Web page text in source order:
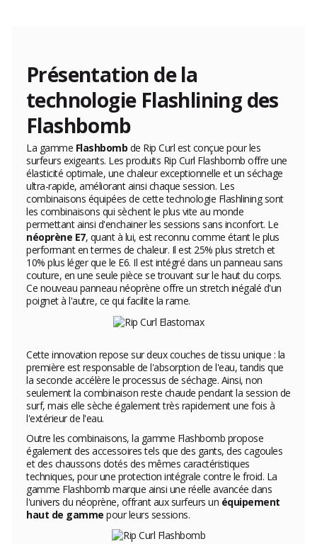
Présentation de la
technologie Flashlining des
Flashbomb
La gamme Flashbomb de Rip Curl est conçue pour les
surfeurs exigeants. Les produits Rip Curl Flashbomb offre une
élasticité optimale, une chaleur exceptionnelle et un séchage
ultra-rapide, améliorant ainsi chaque session. Les
combinaisons équipées de cette technologie Flashlining sont
les combinaisons qui sèchent le plus vite au monde
permettant ainsi d'enchainer les sessions sans inconfort. Le
néoprène E7, quant à lui, est reconnu comme étant le plus
performant en termes de chaleur. Il est 25% plus stretch et
10% plus léger que le E6. Il est intégré dans un panneau sans
couture, en une seule pièce se trouvant sur le haut du corps.
Ce nouveau panneau néoprène offre un stretch inégalé d'un
poignet à l'autre, ce qui facilite la rame.
Cette innovation repose sur deux couches de tissu unique : la
première est responsable de l'absorption de l'eau, tandis que
la seconde accélère le processus de séchage. Ainsi, non
seulement la combinaison reste chaude pendant la session de
surf, mais elle sèche également très rapidement une fois à
l'extérieur de l'eau.
Outre les combinaisons, la gamme Flashbomb propose
également des accessoires tels que des gants, des cagoules
et des chaussons dotés des mêmes caractéristiques
techniques, pour une protection intégrale contre le froid. La
gamme Flashbomb marque ainsi une réelle avancée dans
l'univers du néoprène, offrant aux surfeurs un équipement
haut de gamme pour leurs sessions.